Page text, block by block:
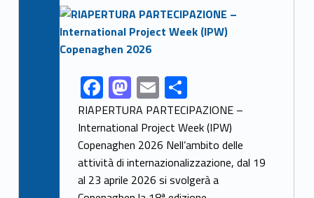
Link identifier archive #link-archive-thumb-soap-10200
Link identifier share facebook archive #share-link-archive-56225F
ac
e
b
o
M
as
to
d
o
E
m
ai
l
C
o
n
di
vi
RIAPERTURA PARTECIPAZIONE –
International Project Week (IPW)
Copenaghen 2026 Nell’ambito delle
attività di internazionalizzazione, dal 19
al 23 aprile 2026 si svolgerà a